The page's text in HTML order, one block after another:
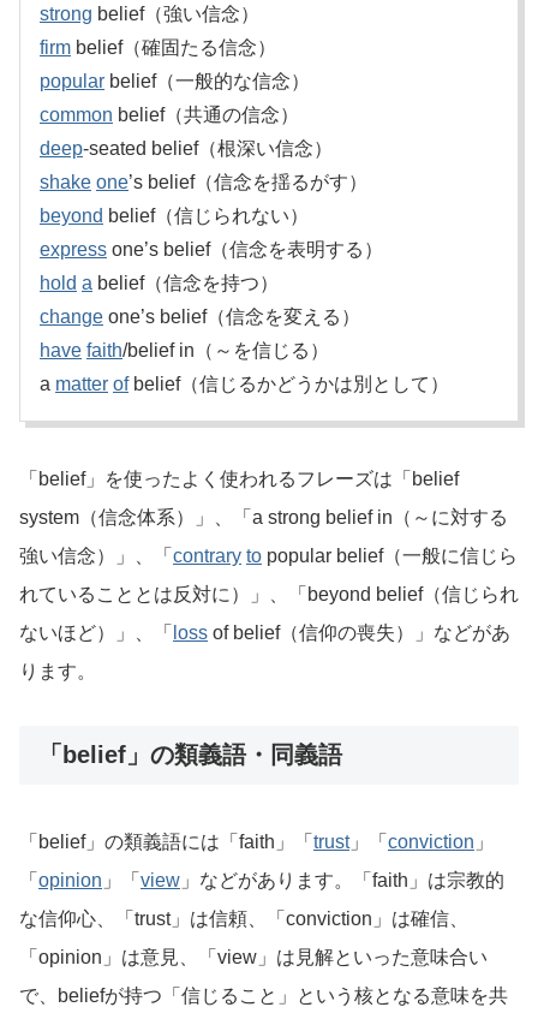
strong belief（強い信念）
firm belief（確固たる信念）
popular belief（一般的な信念）
common belief（共通の信念）
deep-seated belief（根深い信念）
shake one’s belief（信念を揺るがす）
beyond belief（信じられない）
express one’s belief（信念を表明する）
hold a belief（信念を持つ）
change one’s belief（信念を変える）
have faith/belief in（～を信じる）
a matter ofbelief（信じるかどうかは別として）
「belief」を使ったよく使われるフレーズは「belief
system（信念体系）」、「a strong belief in（～に対する
強い信念）」、「 contrary to popular belief（一般に信じら
れていることとは反対に）」、「beyond belief（信じられ
ないほど）」、「 loss of belief（信仰の喪失）」などがあ
ります。
「belief」の類義語・同義語
「belief」の類義語には「faith」「 trust」「 conviction 」
「 opinion 」「 view 」などがあります。「faith」は宗教的
な信仰心、「trust」は信頼、「conviction」は確信、
「opinion」は意見、「view」は見解といった意味合い
で、beliefが持つ「信じること」という核となる意味を共